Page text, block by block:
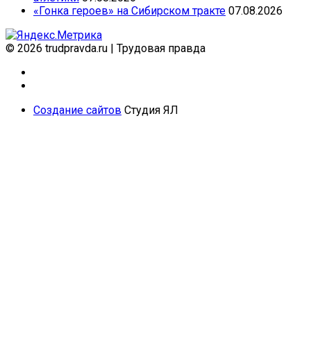
«Гонка героев» на Сибирском тракте 07.08.2026
© 2026 trudpravda.ru | Трудовая правда
Создание сайтов Студия ЯЛ